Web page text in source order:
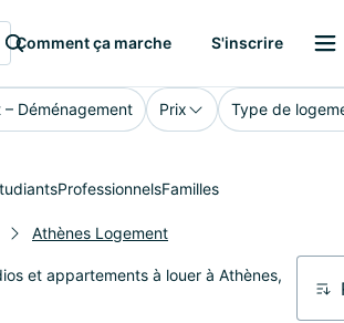
Athènes
Comment ça marche S'inscrire
– Déménagement Prix Type de
ProfessionnelsFamilles
Athènes Logement
et appartements à louer à Athènes,